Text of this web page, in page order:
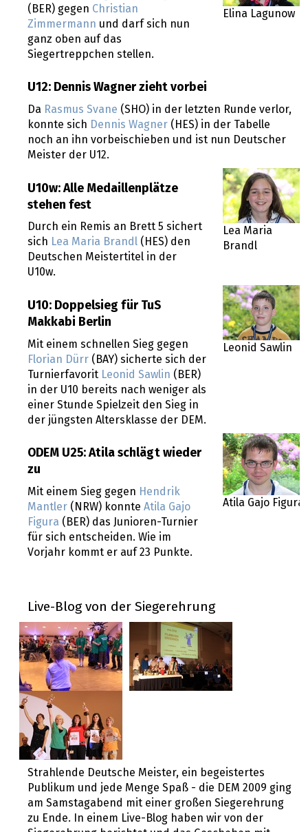
Elina Lagunow
(BER) gegen Christian
Zimmermann und darf sich nun
ganz oben auf das
Siegertreppchen stellen.
U12: Dennis Wagner zieht vorbei
Da Rasmus Svane (SHO) in der letzten Runde verlor,
konnte sich Dennis Wagner (HES) in der Tabelle
noch an ihn vorbeischieben und ist nun Deutscher
Meister der U12.
Lea Maria
Brandl
U10w: Alle Medaillenplätze
stehen fest
Durch ein Remis an Brett 5 sichert
sich Lea Maria Brandl (HES) den
Deutschen Meistertitel in der
U10w.
Leonid Sawlin
U10: Doppelsieg für TuS
Makkabi Berlin
Mit einem schnellen Sieg gegen
Florian Dürr (BAY) sicherte sich der
Turnierfavorit Leonid Sawlin (BER)
in der U10 bereits nach weniger als
einer Stunde Spielzeit den Sieg in
der jüngsten Altersklasse der DEM.
Atila Gajo Figura
ODEM U25: Atila schlägt wieder
zu
Mit einem Sieg gegen Hendrik
Mantler (NRW) konnte Atila Gajo
Figura (BER) das Junioren-Turnier
für sich entscheiden. Wie im
Vorjahr kommt er auf 23 Punkte.
Live-Blog von der Siegerehrung
Strahlende Deutsche Meister, ein begeistertes
Publikum und jede Menge Spaß - die DEM 2009 ging
am Samstagabend mit einer großen Siegerehrung
zu Ende. In einem Live-Blog haben wir von der